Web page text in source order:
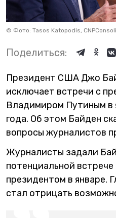
© Фото: Tasos Katopodis,
Поделиться:
Президент США Джо
исключает встречи с
Владимиром Путиным в
года. Об этом Байден
вопросы журналистов
Журналисты задали
потенциальной
президентом в январе.
стал отрицать